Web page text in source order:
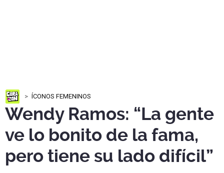
ÍCONOS FEMENINOS
Wendy Ramos: “La gente
ve lo bonito de la fama,
pero tiene su lado difícil”